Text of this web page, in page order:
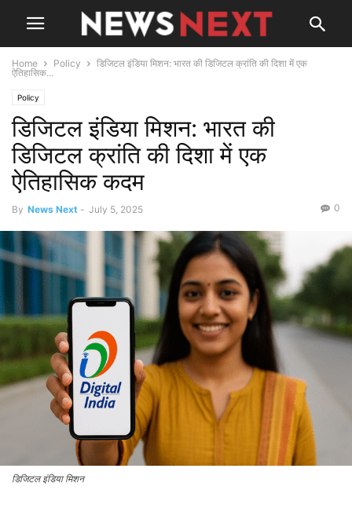
Home Policy
डिजिटल इंडिया मिशन: भारत की डिजिटल क्रांति की दिशा में एक
ऐतिहासिक...
Policy
डिजिटल इंडिया मिशन: भारत की
डिजिटल क्रांति की दिशा में एक
ऐतिहासिक कदम
By News Next - July 5, 2025 0
डिजिटल इंडिया मिशन